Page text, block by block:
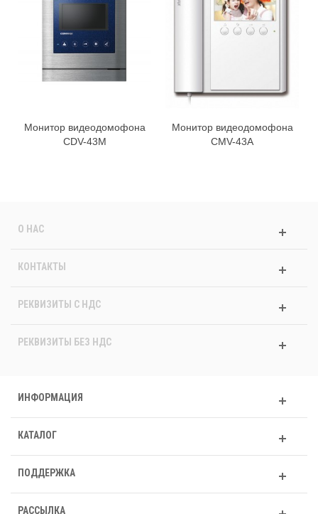
Монитор видеодомофона
CDV-43M
Монитор видеодомофона
CMV-43A
О НАС
КОНТАКТЫ
РЕКВИЗИТЫ C НДС
РЕКВИЗИТЫ БЕЗ НДС
ИНФОРМАЦИЯ
КАТАЛОГ
ПОДДЕРЖКА
РАССЫЛКА